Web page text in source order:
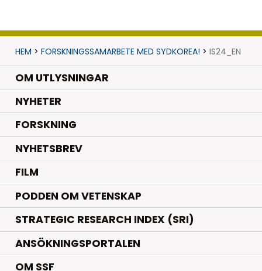
HEM > FORSKNINGSSAMARBETE MED SYDKOREA! > IS24_EN
OM UTLYSNINGAR
NYHETER.
FORSKNING.
NYHETSBREV
FILM
PODDEN OM VETENSKAP
STRATEGIC RESEARCH INDEX (SRI)
ANSÖKNINGSPORTALEN
OM SSF